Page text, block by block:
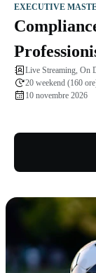
EXECUTIVE
Live Streaming, On
20 weekend (160
10 novembre 2026